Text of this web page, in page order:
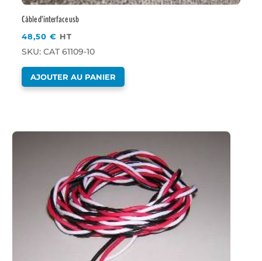
Câble d’interface usb
48,50€ HT
SKU: CAT 61109-10
AJOUTER AU PANIER